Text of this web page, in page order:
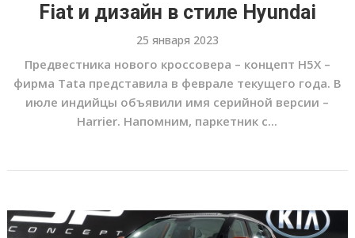
Fiat и дизайн в стиле Hyundai
25 января 2023
Предвестника нового кроссовера – концепт H5X –
фирма Tata представила в феврале текущего года. В
июле индийцы объявили имя серийной версии –
Harrier. Напомним, паркетник с...